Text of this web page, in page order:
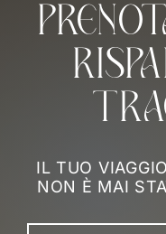
IL TUO
NON È MAI